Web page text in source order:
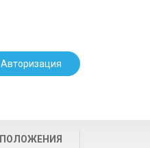
Авторизация
ПОЛОЖЕНИЯ